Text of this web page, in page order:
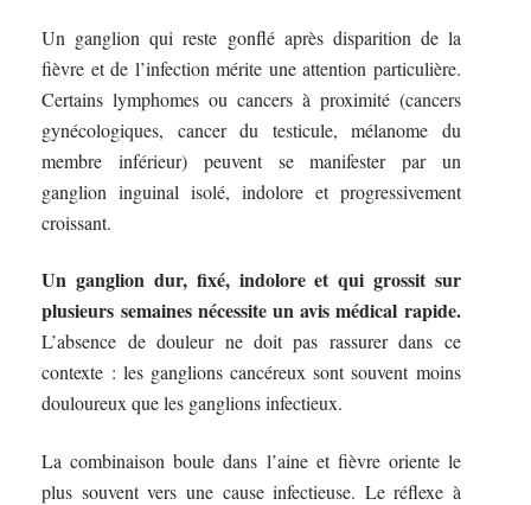
Un ganglion qui reste gonflé après disparition de la
fièvre et de l’infection mérite une attention particulière.
Certains lymphomes ou cancers à proximité (cancers
gynécologiques, cancer du testicule, mélanome du
membre inférieur) peuvent se manifester par un
ganglion inguinal isolé, indolore et progressivement
croissant.
Un ganglion dur, fixé, indolore et qui grossit sur
plusieurs semaines nécessite un avis médical rapide.
L’absence de douleur ne doit pas rassurer dans ce
contexte : les ganglions cancéreux sont souvent moins
douloureux que les ganglions infectieux.
La combinaison boule dans l’aine et fièvre oriente le
plus souvent vers une cause infectieuse. Le réflexe à